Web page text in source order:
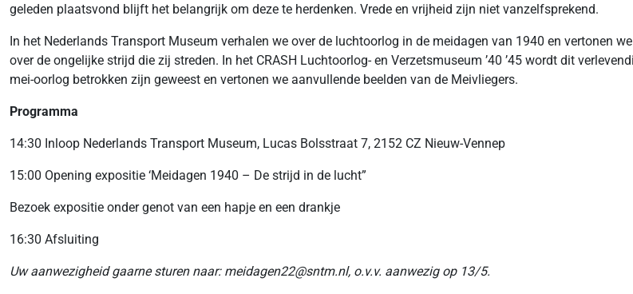
geleden plaatsvond blijft het belangrijk om deze te herdenken. Vrede en vrijheid zijn niet vanzelfsprekend.
In het Nederlands Transport Museum verhalen we over de luchtoorlog in de meidagen van 1940 en vertonen
over de ongelijke strijd die zij streden. In het CRASH Luchtoorlog- en Verzetsmuseum ’40 ’45 wordt dit
mei-oorlog betrokken zijn geweest en vertonen we aanvullende beelden van de Meivliegers.
Programma
14:30 Inloop Nederlands Transport Museum, Lucas Bolsstraat 7, 2152 CZ Nieuw-Vennep
15:00 Opening expositie ‘Meidagen 1940 – De strijd in de lucht”
Bezoek expositie onder genot van een hapje en een drankje
16:30 Afsluiting
Uw aanwezigheid gaarne sturen naar: meidagen22@sntm.nl, o.v.v. aanwezig op 13/5.